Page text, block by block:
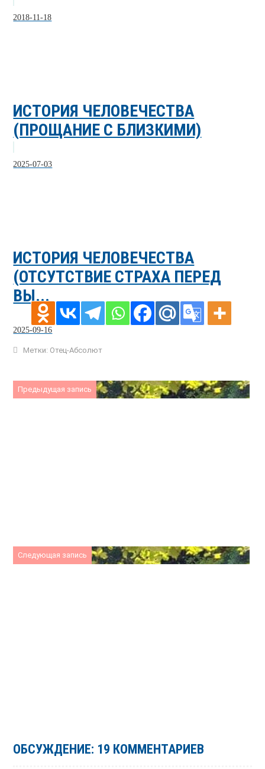
2018-11-18
ИСТОРИЯ ЧЕЛОВЕЧЕСТВА
(ПРОЩАНИЕ С БЛИЗКИМИ)
2025-07-03
ИСТОРИЯ ЧЕЛОВЕЧЕСТВА
(ОТСУТСТВИЕ СТРАХА ПЕРЕД
ВЫ...
2025-09-16
Метки: Отец-Абсолют
Предыдущая запись
Следующая запись
ОБСУЖДЕНИЕ: 19 КОММЕНТАРИЕВ